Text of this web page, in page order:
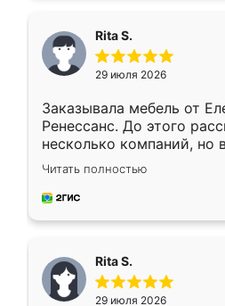
Rita S.
29 июля 2026
Заказывала мебель от
Ренессанс. До этого
несколько компаний, но
эту. Сначала обговорили
приехал замерщик, всё
и снял размеры.
каких-либо доработок.
довольна, все выглядит
Читать полностью
Rita S.
29 июля 2026